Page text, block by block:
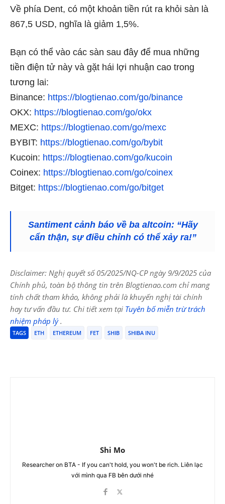
Về phía Dent, có một khoản tiền rút ra khỏi sàn là
867,5 USD, nghĩa là giảm 1,5%.
Bạn có thể vào các sàn sau đây để mua những
tiền điện tử này và gặt hái lợi nhuận cao trong
tương lai:
Binance: https://blogtienao.com/go/binance
OKX: https://blogtienao.com/go/okx
MEXC: https://blogtienao.com/go/mexc
BYBIT: https://blogtienao.com/go/bybit
Kucoin: https://blogtienao.com/go/kucoin
Coinex: https://blogtienao.com/go/coinex
Bitget: https://blogtienao.com/go/bitget
Santiment cảnh báo về ba altcoin: “Hãy
cẩn thận, sự điều chỉnh có thể xảy ra!”
Disclaimer: Nghị quyết số 05/2025/NQ-CP ngày 9/9/2025 của
Chính phủ, toàn bộ thông tin trên Blogtienao.com chỉ mang
tính chất tham khảo, không phải là khuyến nghị tài chính
hay tư vấn đầu tư. Chi tiết xem tại Tuyên bố miễn trừ trách
nhiệm pháp lý.
TAGS ETH ETHEREUM FET SHIB SHIBA INU
Shi Mo
Researcher on BTA - If you can't hold, you won't be rich. Liên lạc
với mình qua FB bên dưới nhé